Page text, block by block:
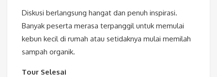
Diskusi berlangsung hangat dan penuh inspirasi.
Banyak peserta merasa terpanggil untuk memulai
kebun kecil di rumah atau setidaknya mulai memilah
sampah organik.
Tour Selesai